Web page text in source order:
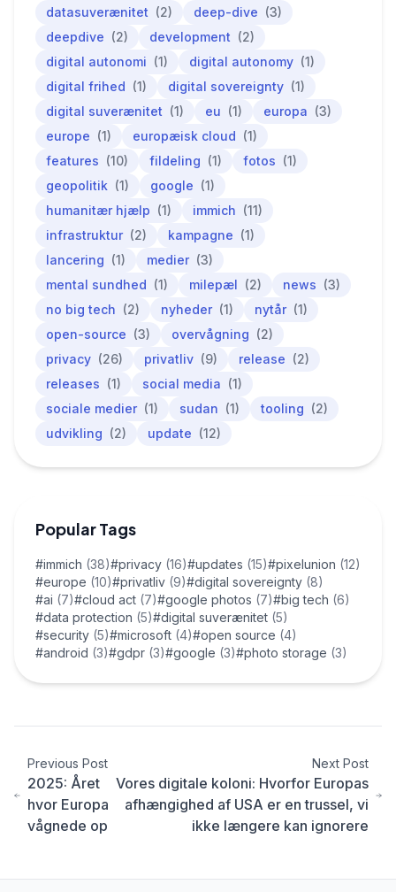
datasuverænitet (2) deep-dive (3)
deepdive (2) development (2)
digital autonomi (1) digital autonomy (1)
digital frihed (1) digital sovereignty (1)
digital suverænitet (1) eu (1) europa (3)
europe (1) europæisk cloud (1)
features (10) fildeling (1) fotos (1)
geopolitik (1) google (1)
humanitær hjælp (1) immich (11)
infrastruktur (2) kampagne (1)
lancering (1) medier (3)
mental sundhed (1) milepæl (2) news (3)
no big tech (2) nyheder (1) nytår (1)
open-source (3) overvågning (2)
privacy (26) privatliv (9) release (2)
releases (1) social media (1)
sociale medier (1) sudan (1) tooling (2)
udvikling (2) update (12)
Popular Tags
#immich (38)#privacy (16)#updates (15)#pixelunion (12)
#europe (10)#privatliv (9)#digital sovereignty (8)
#ai (7)#cloud act (7)#google photos (7)#big tech (6)
#data protection (5)#digital suverænitet (5)
#security (5)#microsoft (4)#open source (4)
#android (3)#gdpr (3)#google (3)#photo storage (3)
Previous Post
2025: Året
hvor Europa
vågnede op
Next Post
Vores digitale koloni: Hvorfor Europas
afhængighed af USA er en trussel, vi
ikke længere kan ignorere